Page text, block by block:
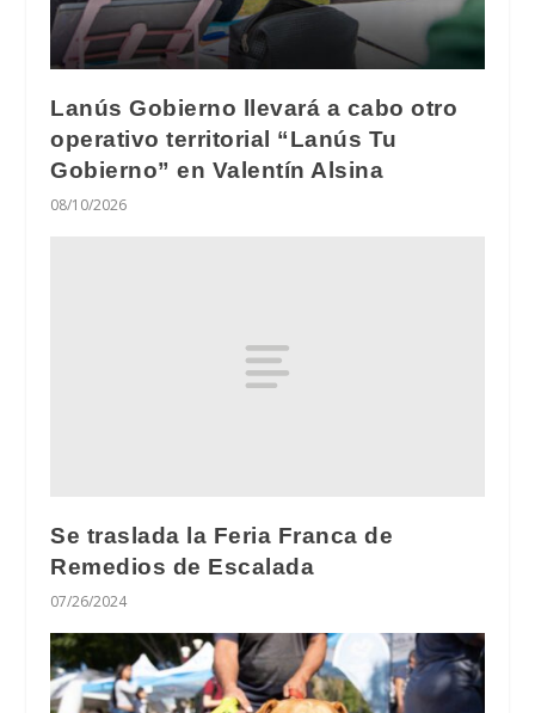
Lanús Gobierno llevará a cabo otro
operativo territorial “Lanús Tu
Gobierno” en Valentín Alsina
08/10/2026
Se traslada la Feria Franca de
Remedios de Escalada
07/26/2024